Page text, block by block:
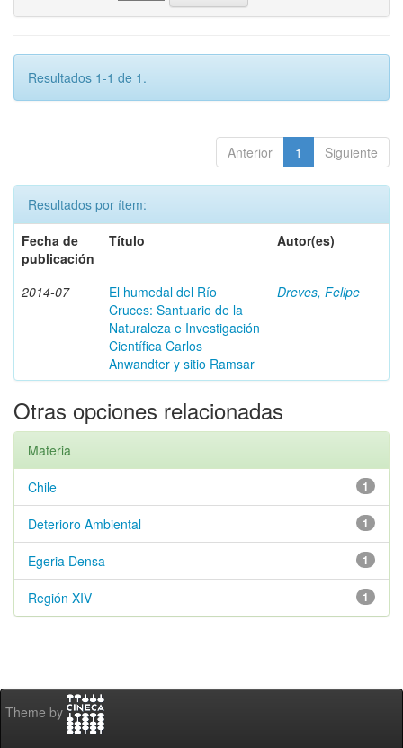
Resultados 1-1 de 1.
Anterior 1 Siguiente
Resultados por ítem:
Fecha de
publicación
Título Autor(es)
2014-07
El humedal del Río
Cruces: Santuario de la
Naturaleza e Investigación
Científica Carlos
Anwandter y sitio Ramsar
Dreves, Felipe
Otras opciones relacionadas
Materia
1
Chile
1
Deterioro Ambiental
1
Egeria Densa
1
Región XIV
Theme by